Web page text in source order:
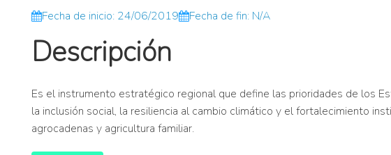
Fecha de inicio: 24/06/2019 Fecha de fin: N/A
Descripción
Es el instrumento estratégico regional que define las prioridades de los
la inclusión social, la resiliencia al cambio climático y el fortalecimiento
agrocadenas y agricultura familiar.